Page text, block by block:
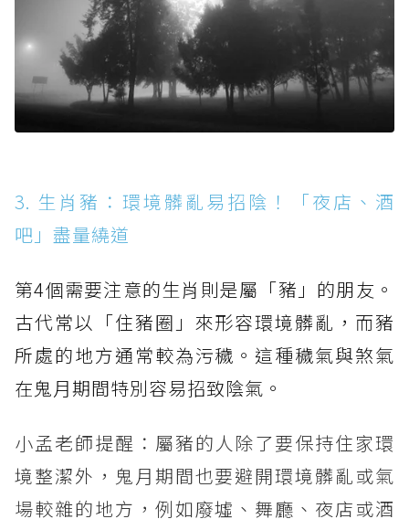
3. 生肖豬：環境髒亂易招陰！「夜店、酒
吧」盡量繞道
第4個需要注意的生肖則是屬「豬」的朋友。
古代常以「住豬圈」來形容環境髒亂，而豬
所處的地方通常較為污穢。這種穢氣與煞氣
在鬼月期間特別容易招致陰氣。
小孟老師提醒：屬豬的人除了要保持住家環
境整潔外，鬼月期間也要避開環境髒亂或氣
場較雜的地方，例如廢墟、舞廳、夜店或酒